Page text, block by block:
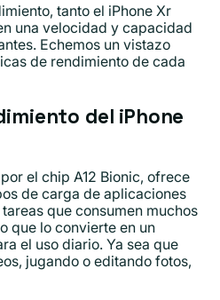
tanto el iPhone Xr
una velocidad y capacidad
Echemos un vistazo
de rendimiento de cada
del iPhone
el chip A12 Bionic, ofrece
de carga de aplicaciones
que consumen muchos
que lo convierte en un
el uso diario. Ya sea que
jugando o editando fotos,